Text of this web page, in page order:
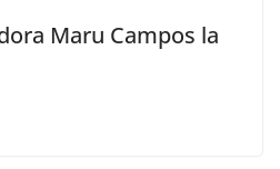
Maru Campos la